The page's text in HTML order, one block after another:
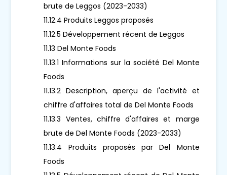
brute de Leggos (2023-2033)
11.12.4 Produits Leggos proposés
11.12.5 Développement récent de Leggos
11.13 Del Monte Foods
11.13.1 Informations sur la société Del Monte
Foods
11.13.2 Description, aperçu de l'activité et
chiffre d'affaires total de Del Monte Foods
11.13.3 Ventes, chiffre d'affaires et marge
brute de Del Monte Foods (2023-2033)
11.13.4 Produits proposés par Del Monte
Foods